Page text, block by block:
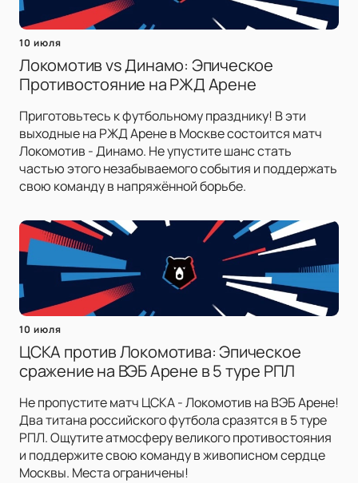
10 июля
Локомотив vs Динамо: Эпическое
Противостояние на РЖД Арене
Приготовьтесь к футбольному празднику! В эти
выходные на РЖД Арене в Москве состоится матч
Локомотив - Динамо. Не упустите шанс стать
частью этого незабываемого события и поддержать
свою команду в напряжённой борьбе.
10 июля
ЦСКА против Локомотива: Эпическое
сражение на ВЭБ Арене в 5 туре РПЛ
Не пропустите матч ЦСКА - Локомотив на ВЭБ Арене!
Два титана российского футбола сразятся в 5 туре
РПЛ. Ощутите атмосферу великого противостояния
и поддержите свою команду в живописном сердце
Москвы. Места ограничены!